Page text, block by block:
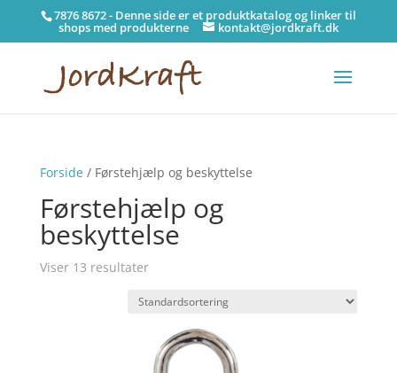
7876 8672 - Denne side er et produktkatalog og linker til
shops med produkterne kontakt@jordkraft.dk
Forside/ Førstehjælp og beskyttelse
Førstehjælp og
beskyttelse
Viser 13 resultater